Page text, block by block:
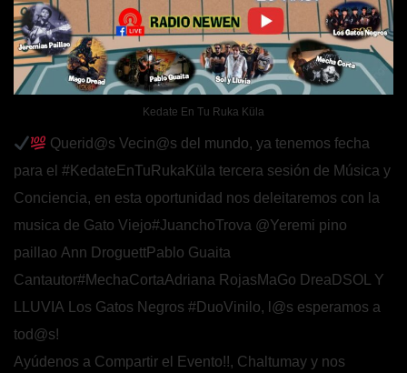
Kedate En Tu Ruka Küla
Querid@s Vecin@s del mundo, ya tenemos fecha
para el #KedateEnTuRukaKüla tercera sesión de Música y
Conciencia, en esta oportunidad nos deleitaremos con la
musica de Gato Viejo#JuanchoTrova @Yeremi pino
paillao Ann DroguettPablo Guaita
Cantautor#MechaCortaAdriana Rojas MaGo DreaDSOL Y
LLUVIA Los Gatos Negros #DuoVinilo, l@s esperamos a
tod@s!
Ayúdenos a Compartir el Evento!!, Chaltumay y nos